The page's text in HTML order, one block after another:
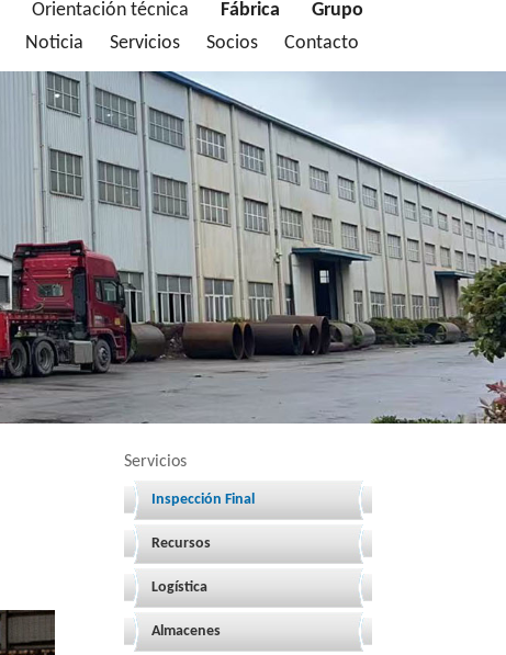
Orientación técnica Fábrica
Grupo
Noticia Servicios Socios Contacto
Servicios
Inspección Final
Recursos
Logística
Almacenes